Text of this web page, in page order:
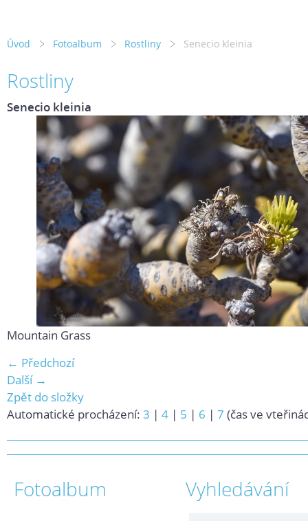
Úvod Fotoalbum Rostliny Senecio kleinia
Rostliny
Senecio kleinia
Mountain Grass
← Předchozí
Další →
Zpět do složky
Automatické procházení: 3 | 4 | 5 | 6 | 7 (čas ve
Fotoalbum Vyhledávání